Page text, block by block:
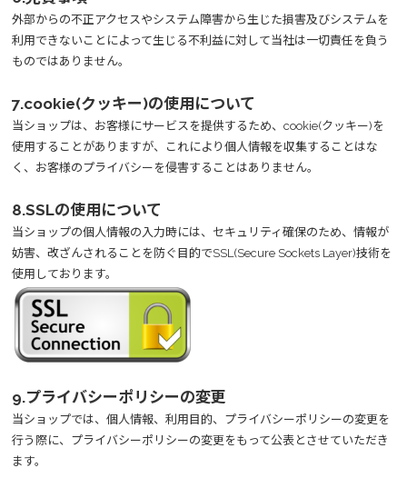
外部からの不正アクセスやシステム障害から生じた損害及びシステムを
利用できないことによって生じる不利益に対して当社は一切責任を負う
ものではありません。
7.cookie(クッキー)の使用について
当ショップは、お客様にサービスを提供するため、cookie(クッキー)を
使用することがありますが、これにより個人情報を収集することはな
く、お客様のプライバシーを侵害することはありません。
8.SSLの使用について
当ショップの個人情報の入力時には、セキュリティ確保のため、情報が
妨害、改ざんされることを防ぐ目的でSSL(Secure Sockets Layer)技術を
使用しております。
9.プライバシーポリシーの変更
当ショップでは、個人情報、利用目的、プライバシーポリシーの変更を
行う際に、プライバシーポリシーの変更をもって公表とさせていただき
ます。